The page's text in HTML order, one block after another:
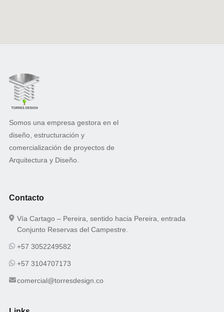
Somos una empresa gestora en el
diseño, estructuración y
comercialización de proyectos de
Arquitectura y Diseño.
Contacto
Vía Cartago – Pereira, sentido hacia Pereira, entrada
Conjunto Reservas del Campestre.
+57 3052249582
+57 3104707173
comercial@torresdesign.co